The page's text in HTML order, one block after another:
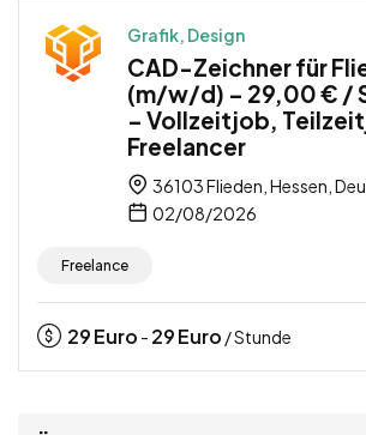
Grafik, Design
CAD-Zeichner für
(m/w/d) – 29,00 € /
– Vollzeitjob,
Freelancer
36103 Flieden, Hessen,
02/08/2026
Freelance
29Euro - 29Euro / Stunde